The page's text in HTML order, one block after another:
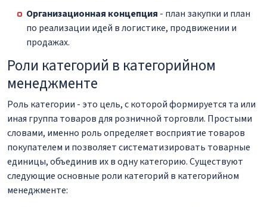
Организационная концепция - план закупки и план
по реализации идей в логистике, продвижении и
продажах.
Роли категорий в категорийном
менеджменте
Роль категории - это цель, с которой формируется та или
иная группа товаров для розничной торговли. Простыми
словами, именно роль определяет восприятие товаров
покупателем и позволяет систематизировать товарные
единицы, объединив их в одну категорию. Существуют
следующие основные роли категорий в категорийном
менеджменте: